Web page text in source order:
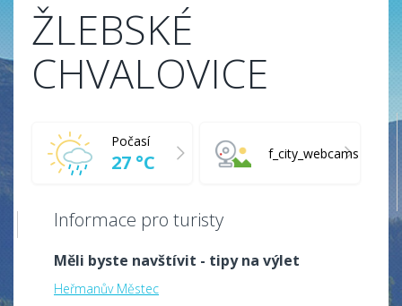
ŽLEBSKÉ
CHVALOVICE
Počasí
27 °C f_city_webcams
Informace pro turisty
Měli byste navštívit - tipy na výlet
Heřmanův Městec